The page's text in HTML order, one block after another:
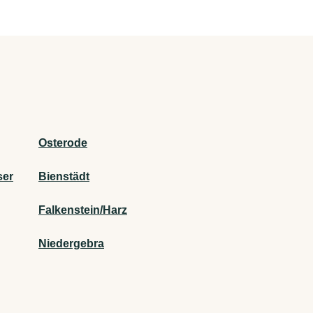
Osterode
Bienstädt
Falkenstein/Harz
Niedergebra